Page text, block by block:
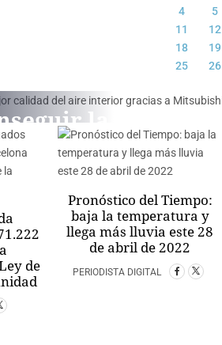
4
5
11
12
18
19
25
26
la
del
Electric
de
Pronóstico del Tiempo:
baja la temperatura y
llega más lluvia este 28
de abril de 2022
PERIODISTA DIGITAL